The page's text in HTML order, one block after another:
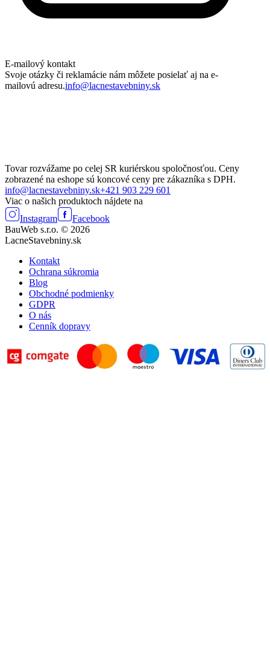
E-mailový kontakt
Svoje otázky či reklamácie nám môžete posielať aj na e-
mailovú adresu.info@lacnestavebniny.sk
Tovar rozvážame po celej SR kuriérskou spoločnosťou. Ceny
zobrazené na eshope sú koncové ceny pre zákazníka s DPH.
info@lacnestavebniny.sk+421 903 229 601
Viac o našich produktoch nájdete na
Instagram
Facebook
BauWeb s.r.o. © 2026
LacneStavebniny.sk
Kontakt
Ochrana súkromia
Blog
Obchodné podmienky
GDPR
O nás
Cenník dopravy